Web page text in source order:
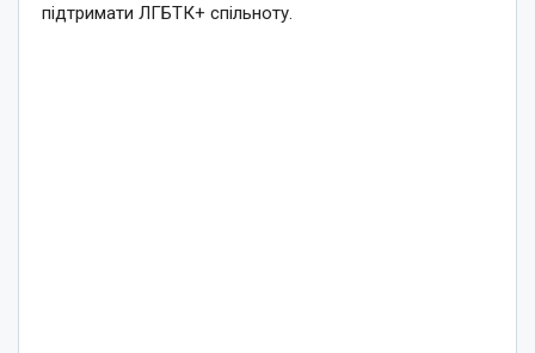
підтримати ЛГБТК+ спільноту.